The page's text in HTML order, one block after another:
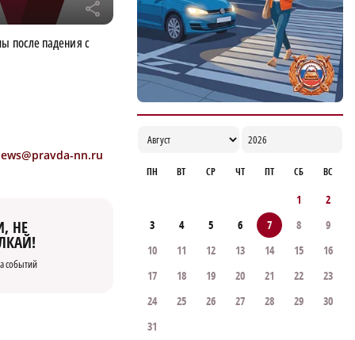
r
после падения с
nn.ru
НЕ
событий
ПН ВТ СР ЧТ ПТ СБ ВС
1
2
3
4 5 6 7 8
9
10
11 12 13 14 15
16
17
18 19 20 21 22
23
24
25 26 27 28 29
30
31